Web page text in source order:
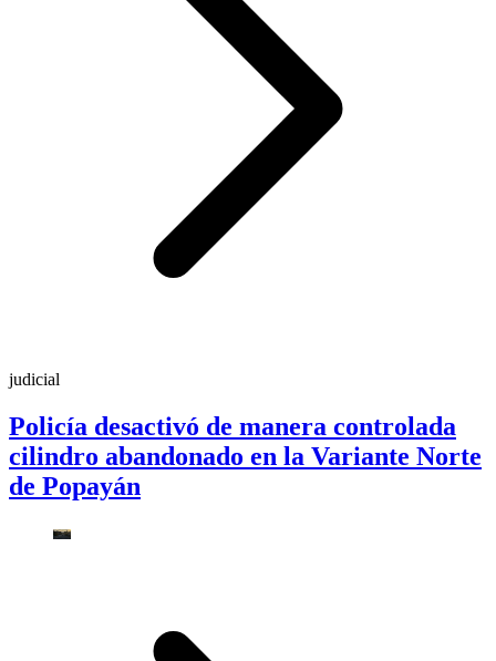
judicial
Policía desactivó de manera controlada
cilindro abandonado en la Variante Norte
de Popayán